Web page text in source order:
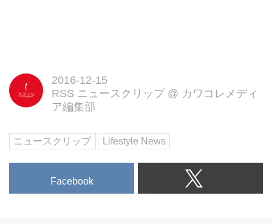
2016-12-15
RSS ニュースクリップ @ カワコレメディ
ア編集部
ニュースクリップ Lifestyle News
Facebook